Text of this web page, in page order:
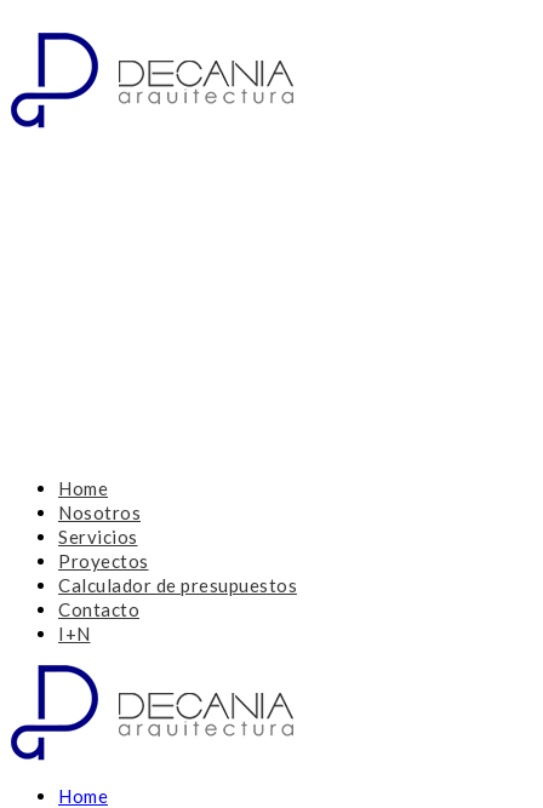
Home
Nosotros
Servicios
Proyectos
Calculador de presupuestos
Contacto
I+N
Home